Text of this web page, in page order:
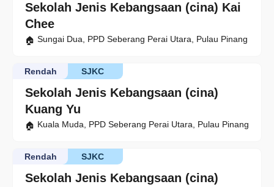
Sekolah Jenis Kebangsaan (cina) Kai
Chee
Sungai Dua, PPD Seberang Perai Utara, Pulau Pinang
Sekolah Jenis Kebangsaan (cina)
Kuang Yu
SJKC
Rendah
Kuala Muda, PPD Seberang Perai Utara, Pulau Pinang
Sekolah Jenis Kebangsaan (cina)
SJKC
Rendah